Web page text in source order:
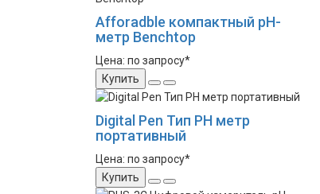
Afforadble компактный рН-
метр Benchtop
Цена: по запросу*
Купить
Digital Pen Тип PH метр
портативный
Цена: по запросу*
Купить